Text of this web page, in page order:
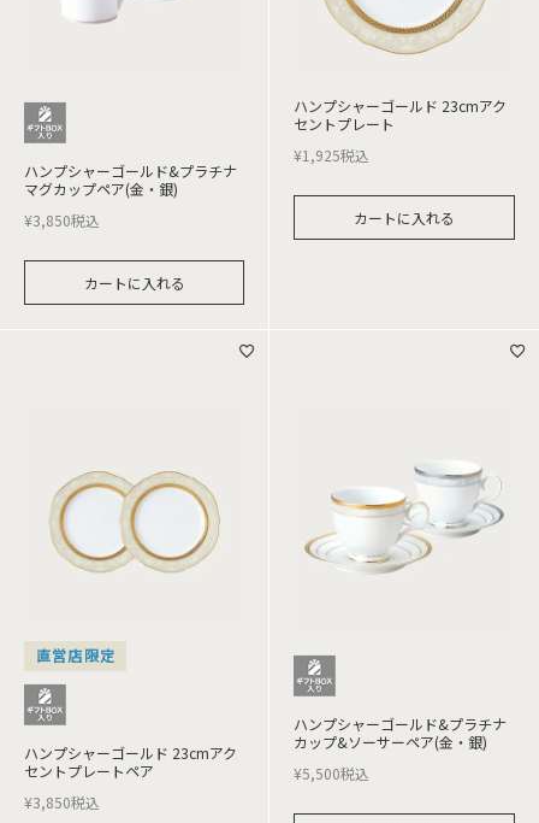
ハンプシャーゴールド&プラチナ
マグカップペア(金・銀)
¥3,850税込
カートに入れる
ハンプシャーゴールド 23cmアク
セントプレート
¥1,925税込
カートに入れる
直営店限定
ハンプシャーゴールド 23cmアク
セントプレートペア
¥3,850税込
ハンプシャーゴールド&プラチナ
カップ&ソーサーペア(金・銀)
¥5,500税込